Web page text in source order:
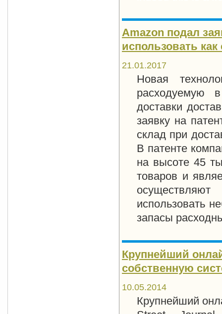
Amazon подал
использовать
21.01.2017
Новая
расходуемую
доставки
заявку на
склад при
В патенте
на высоте 45
товаров и
использовать
запасы
Крупнейший
собственную
10.05.2014
Крупнейший